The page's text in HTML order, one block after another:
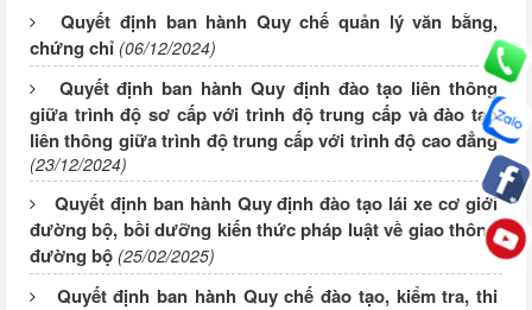
Quyết định ban hành Quy chế quản lý văn bằng,
chứng chỉ (06/12/2024)
Quyết định ban hành Quy định đào tạo liên thông
giữa trình độ sơ cấp với trình độ trung cấp và đào tạo
liên thông giữa trình độ trung cấp với trình độ cao đẳng
(23/12/2024)
Quyết định ban hành Quy định đào tạo lái xe cơ giới
đường bộ, bồi dưỡng kiến thức pháp luật về giao thông
đường bộ (25/02/2025)
Quyết định ban hành Quy chế đào tạo, kiểm tra, thi